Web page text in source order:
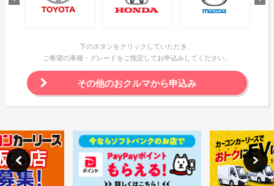
下のボタンをクリックしていただき、
ご希望の車種・グレードをご指定してお申込みしてください。
その他のおクルマから申込み